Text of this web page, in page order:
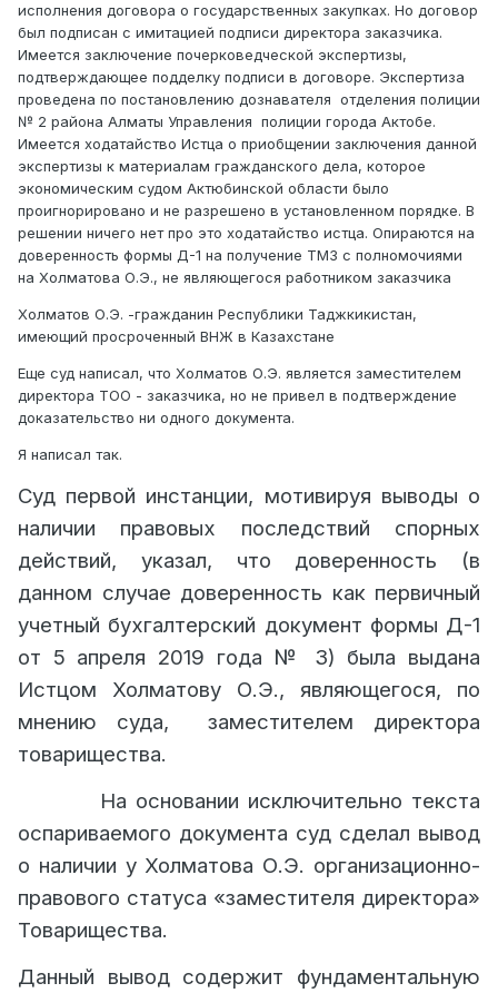
просроченный вид на жительство в РК.
исполнения договора о государственных закупках. Но договор
был подписан с имитацией подписи директора заказчика.
Имеется заключение почерковедческой экспертизы,
подтверждающее подделку подписи в договоре. Экспертиза
проведена по постановлению дознавателя отделения полиции
№ 2 района Алматы Управления полиции города Актобе.
Имеется ходатайство Истца о приобщении заключения данной
экспертизы к материалам гражданского дела, которое
экономическим судом Актюбинской области было
проигнорировано и не разрешено в установленном порядке. В
решении ничего нет про это ходатайство истца. Опираются на
доверенность формы Д-1 на получение ТМЗ с полномочиями
на Холматова О.Э., не являющегося работником заказчика
Холматов О.Э. -гражданин Республики Таджкикистан,
имеющий просроченный ВНЖ в Казахстане
Еще суд написал, что Холматов О.Э. является заместителем
директора ТОО - заказчика, но не привел в подтверждение
доказательство ни одного документа.
Я написал так.
Суд первой инстанции, мотивируя выводы о
наличии правовых последствий спорных
действий, указал, что доверенность (в
данном случае доверенность как первичный
учетный бухгалтерский документ формы Д-1
от 5 апреля 2019 года № 3) была выдана
Истцом Холматову О.Э., являющегося, по
мнению суда,
заместителем директора
товарищества.
На основании исключительно текста
оспариваемого документа суд сделал вывод
о наличии у Холматова О.Э. организационно-
правового статуса «заместителя директора»
Товарищества.
Данный вывод содержит фундаментальную